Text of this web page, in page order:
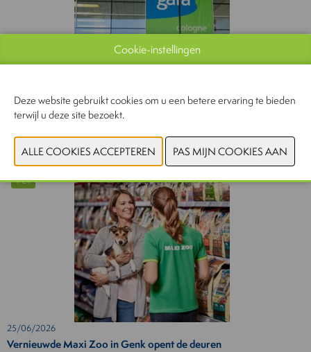
spoga+gafa kiest toch voor juni na succesvolle editie 2026
Pet
25/06/2026
Vernieuwde Maxi Zoo in Genk opent de deuren
Cookie-instellingen
Deze website gebruikt cookies om u een betere ervaring te bieden
terwijl u deze site bezoekt.